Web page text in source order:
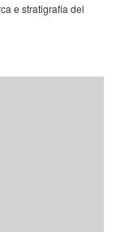
e stratigrafia del